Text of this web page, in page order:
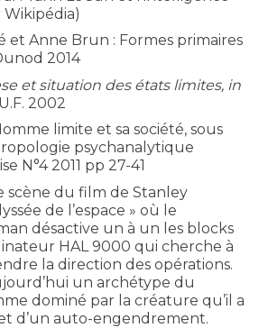
et Anne Brun : Formes primaires
2014
et situation des états limites, in
2002
limite et sa société, sous
psychanalytique
N°4 2011 pp 27-41
scène du film de Stanley
de l’espace » où le
désactive un à un les blocks
HAL 9000 qui cherche à
la direction des opérations.
un archétype du
dominé par la créature qu’il a
d’un auto-engendrement.